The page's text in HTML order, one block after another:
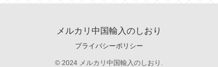
メルカリ中国輸入のしおり
プライバシーポリシー
© 2024 メルカリ中国輸入のしおり.